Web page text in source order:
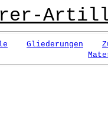
Gliederungen